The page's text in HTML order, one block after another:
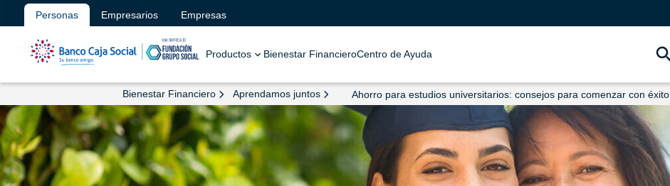
Personas Empresarios Empresas
Productos Bienestar FinancieroCentro de Ayuda
Bienestar Financiero Aprendamos juntos Ahorro para estudios universitarios: consejos para comenzar con éxito